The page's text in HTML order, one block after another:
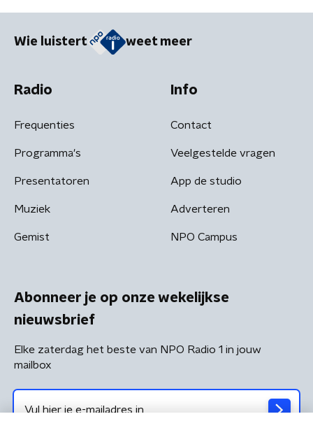
Wie luistert weet meer
Radio
Frequenties
Programma's
Presentatoren
Muziek
Gemist
Info
Contact
Veelgestelde vragen
App de studio
Adverteren
NPO Campus
Abonneer je op onze wekelijkse
nieuwsbrief
Elke zaterdag het beste van NPO Radio 1 in jouw
mailbox